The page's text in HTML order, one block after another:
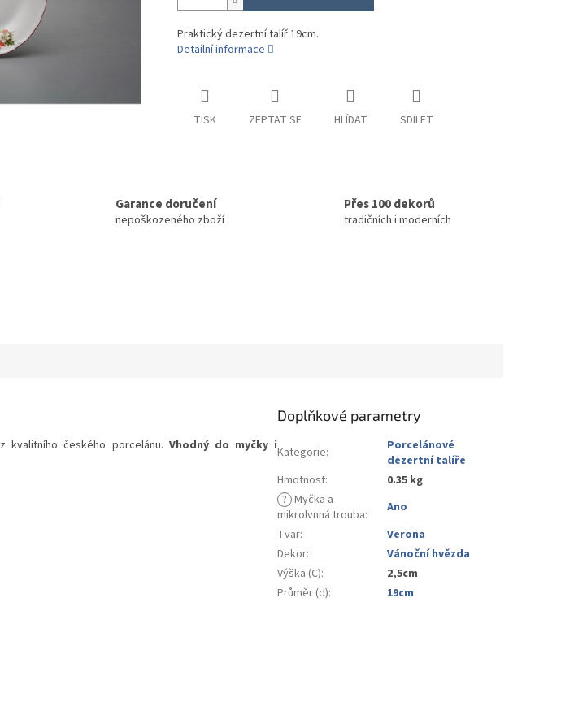
Praktický dezertní talíř 19cm.
Detailní informace
TISK ZEPTAT SE HLÍDAT SDÍLET
Garance doručení
nepoškozeného zboží
Přes 100 dekorů
tradičních i moderních
z kvalitního českého porcelánu. Vhodný do myčky i
Doplňkové parametry
Kategorie:
Porcelánové
dezertní talíře
Hmotnost:
0.35 kg
? Myčka a
mikrolvnná trouba:
Ano
Tvar:
Verona
Dekor:
Vánoční hvězda
Výška (C):
2,5cm
Průměr (d): 19cm